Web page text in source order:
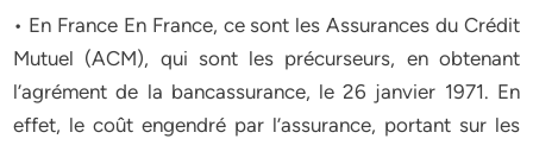
• En France En France, ce sont les Assurances du Crédit
Mutuel (ACM), qui sont les précurseurs, en obtenant
l’agrément de la bancassurance, le 26 janvier 1971. En
effet, le coût engendré par l’assurance, portant sur les